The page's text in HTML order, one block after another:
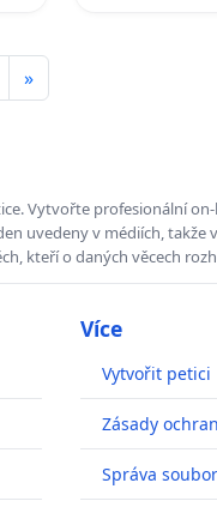
»
Vytvořte profesionální
uvedeny v médiích, takže
kteří o daných věcech
Více
Vytvořit petici
Zásady
Správa